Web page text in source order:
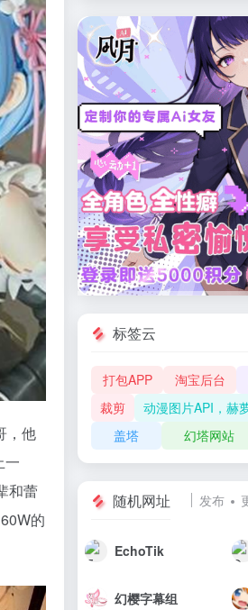
，他
一
和蕾
的
标签云
打包APP 淘宝后台
裁剪
动漫图片API，赫
盖塔
幻塔网站
随机网址 发布
EchoTik
幻樱字幕组